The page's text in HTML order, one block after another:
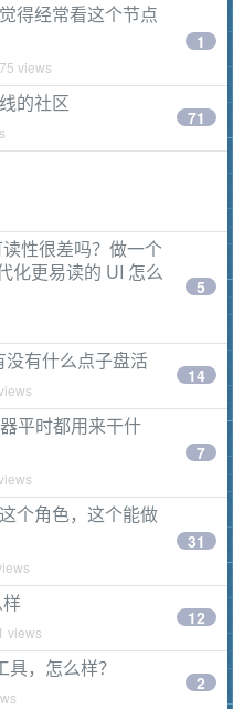
得经常看这个节点
views
1
的社区
71
性很差吗？做一个
化更易读的 UI 怎么
5
有什么点子盘活
14
平时都用来干什
7
个角色，这个能做
31
views
12
具，怎么样？
2